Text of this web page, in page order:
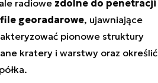
radiowe zdolne do penetracji
georadarowe, ujawniające
pionowe struktury
kratery i warstwy oraz określić